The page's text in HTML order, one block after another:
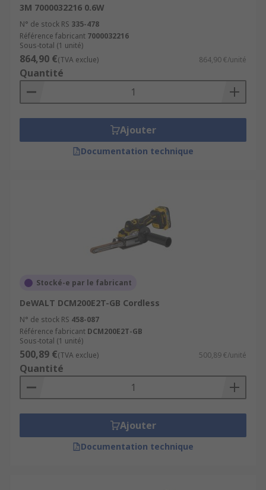
3M 7000032216 0.6W
N° de stock RS 335-478
Référence fabricant 7000032216
Sous-total (1 unité)
864,90 €(TVA exclue) 864,90 €/unité
Quantité
Ajouter
Documentation technique
Stocké-e par le fabricant
DeWALT DCM200E2T-GB Cordless
N° de stock RS 458-087
Référence fabricant DCM200E2T-GB
Sous-total (1 unité)
500,89 €(TVA exclue) 500,89 €/unité
Quantité
Ajouter
Documentation technique